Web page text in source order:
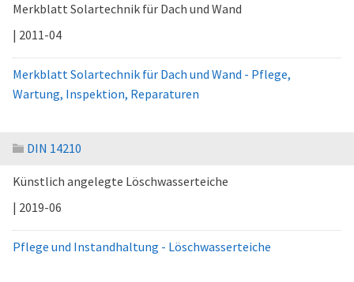
Merkblatt Solartechnik für Dach und Wand
| 2011-04
Merkblatt Solartechnik für Dach und Wand - Pflege,
Wartung, Inspektion, Reparaturen
DIN 14210
Künstlich angelegte Löschwasserteiche
| 2019-06
Pflege und Instandhaltung - Löschwasserteiche